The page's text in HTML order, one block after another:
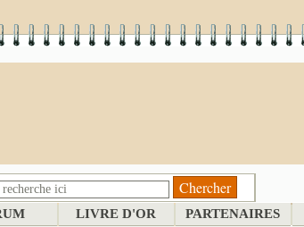
LIVRE D'OR PARTENAIRES